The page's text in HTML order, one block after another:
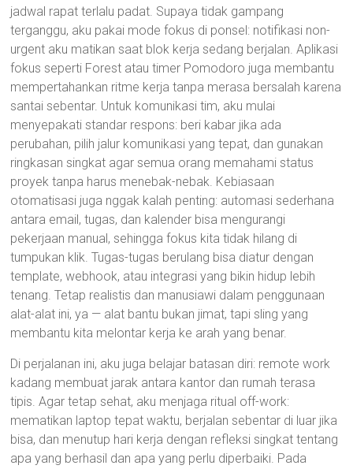
jadwal rapat terlalu padat. Supaya tidak gampang
terganggu, aku pakai mode fokus di ponsel: notifikasi non-
urgent aku matikan saat blok kerja sedang berjalan. Aplikasi
fokus seperti Forest atau timer Pomodoro juga membantu
mempertahankan ritme kerja tanpa merasa bersalah karena
santai sebentar. Untuk komunikasi tim, aku mulai
menyepakati standar respons: beri kabar jika ada
perubahan, pilih jalur komunikasi yang tepat, dan gunakan
ringkasan singkat agar semua orang memahami status
proyek tanpa harus menebak-nebak. Kebiasaan
otomatisasi juga nggak kalah penting: automasi sederhana
antara email, tugas, dan kalender bisa mengurangi
pekerjaan manual, sehingga fokus kita tidak hilang di
tumpukan klik. Tugas-tugas berulang bisa diatur dengan
template, webhook, atau integrasi yang bikin hidup lebih
tenang. Tetap realistis dan manusiawi dalam penggunaan
alat-alat ini, ya — alat bantu bukan jimat, tapi sling yang
membantu kita melontar kerja ke arah yang benar.
Di perjalanan ini, aku juga belajar batasan diri: remote work
kadang membuat jarak antara kantor dan rumah terasa
tipis. Agar tetap sehat, aku menjaga ritual off-work:
mematikan laptop tepat waktu, berjalan sebentar di luar jika
bisa, dan menutup hari kerja dengan refleksi singkat tentang
apa yang berhasil dan apa yang perlu diperbaiki. Pada